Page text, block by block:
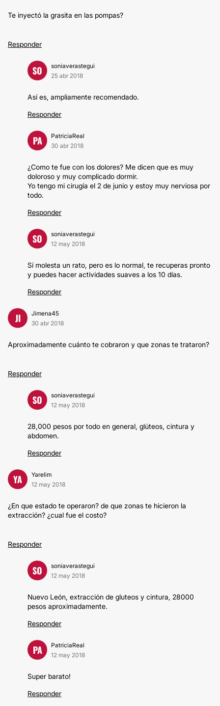
Te inyectó la grasita en las pompas?
Responder
SO
soniaverastegui
25 abr 2018
Así es, ampliamente recomendado.
Responder
PA
PatriciaReal
30 abr 2018
¿Como te fue con los dolores? Me dicen que es muy
doloroso y muy complicado dormir.
Yo tengo mi cirugía el 2 de junio y estoy muy nerviosa por
todo.
Responder
SO
soniaverastegui
12 may 2018
Sí molesta un rato, pero es lo normal, te recuperas pronto
y puedes hacer actividades suaves a los 10 días.
Responder
JI
Jimena45
30 abr 2018
Aproximadamente cuánto te cobraron y que zonas te trataron?
Responder
SO
soniaverastegui
12 may 2018
28,000 pesos por todo en general, glúteos, cintura y
abdomen.
Responder
YA
Yarelim
12 may 2018
¿En que estado te operaron? de que zonas te hicieron la
extracción? ¿cual fue el costo?
Responder
SO
soniaverastegui
12 may 2018
Nuevo León, extracción de gluteos y cintura, 28000
pesos aproximadamente.
Responder
PA
PatriciaReal
12 may 2018
Super barato!
Responder